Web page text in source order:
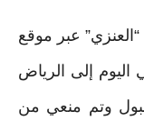
لـ4 أيام، كتب “العنزي” عبر موقع
اليوم إلى الرياض
وتم منعي من